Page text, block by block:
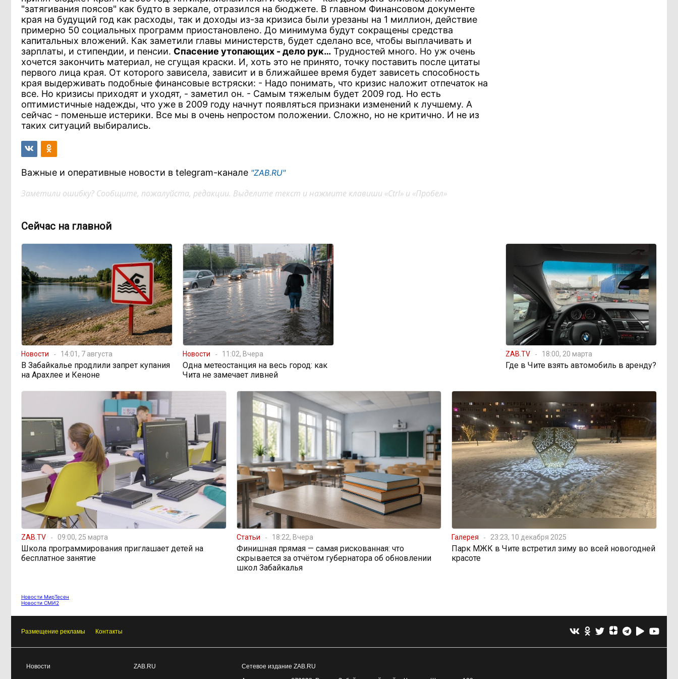
"затягивания поясов" как будто в зеркале, отразился на бюджете. В главном Финансовом документе
края на будущий год как расходы, так и доходы из-за кризиса были урезаны на 1 миллион, действие
примерно 50 социальных программ приостановлено. До минимума будут сокращены средства
капитальных вложений. Как заметили главы министерств, будет сделано все, чтобы выплачивать и
зарплаты, и стипендии, и пенсии. Спасение утопающих - дело рук… Трудностей много. Но уж очень
хочется закончить материал, не сгущая краски. И, хоть это не принято, точку поставить после цитаты
первого лица края. От которого зависела, зависит и в ближайшее время будет зависеть способность
края выдерживать подобные финансовые встряски: - Надо понимать, что кризис наложит отпечаток на
все. Но кризисы приходят и уходят, - заметил он. - Самым тяжелым будет 2009 год. Но есть
оптимистичные надежды, что уже в 2009 году начнут появляться признаки изменений к лучшему. А
сейчас - поменьше истерики. Все мы в очень непростом положении. Сложно, но не критично. И не из
таких ситуаций выбирались.
Важные и оперативные новости в telegram-канале "ZAB.RU"
Заметили ошибку? Сообщите, пожалуйста, редакции. Выделите текст и нажмите клавиши «Ctrl» и «Пробел»
Сейчас на главной
Новости 14:01, 7 августа
В Забайкалье продлили запрет купания
на Арахлее и Кеноне
Новости 11:02, Вчера
Одна метеостанция на весь город: как
Чита не замечает ливней
ZAB.TV 18:00, 20 марта
Где в Чите взять автомобиль в аренду?
ZAB.TV 09:00, 25 марта
Школа программирования приглашает детей на
бесплатное занятие
Статьи 18:22, Вчера
Финишная прямая — самая рискованная: что
скрывается за отчётом губернатора об обновлении
школ Забайкалья
Галерея 23:23, 10 декабря 2025
Парк МЖК в Чите встретил зиму во всей новогодней
красоте
Новости МирТесен
Новости СМИ2
Размещение рекламы Контакты
Новости ZAB.RU
Сетевое издание ZAB.RU